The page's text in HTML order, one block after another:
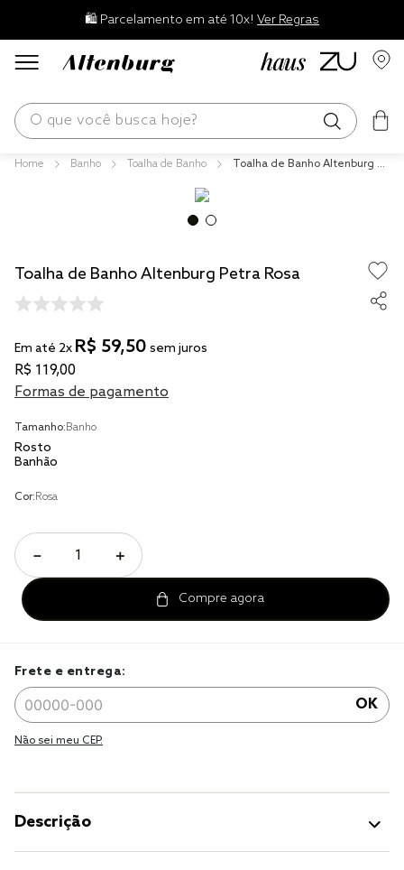
🛍️ Parcelamento em até 10x! Ver Regras
O que você busca hoje?
Banho Toalha de Banho
Toalha de Banho Altenburg P
Toalha de Banho Altenburg Petra Rosa
Em até 2x R$ 59,50 sem juros
R$ 119,00
Formas de pagamento
Tamanho:Banho
Rosto
Banhão
Cor:Rosa
＋
－
Frete e entrega:
OK
Não sei meu CEP.
Descrição
fronha
jogos cama
travesseiro
tencel
cobertor
jogo cama casal